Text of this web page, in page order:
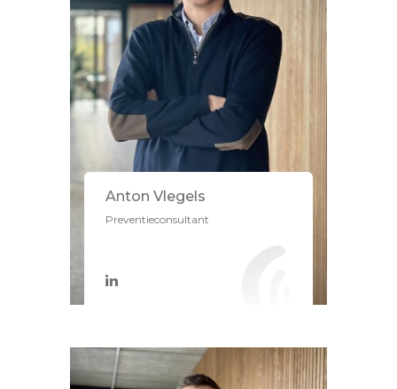
Anton Vlegels
Preventieconsultant